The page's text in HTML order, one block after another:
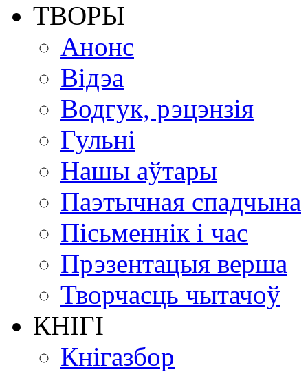
ТВОРЫ
Анонс
Відэа
Водгук, рэцэнзія
Гульні
Нашы аўтары
Паэтычная спадчына
Пісьменнік і час
Прэзентацыя верша
Творчасць чытачоў
КНІГІ
Кнігазбор